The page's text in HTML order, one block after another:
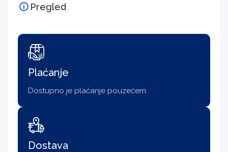
Pregled
Plaćanje
Dostupno je plaćanje pouzećem.
Dostava